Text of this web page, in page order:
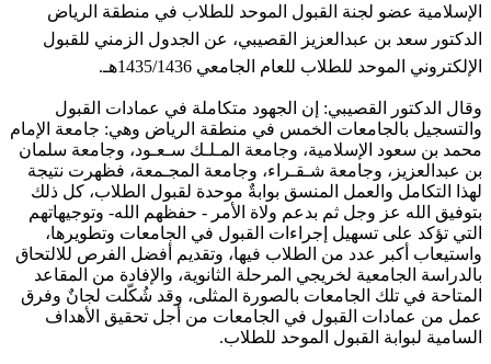
الإسلامية عضو لجنة القبول الموحد للطلاب في منطقة الرياض
الدكتور سعد بن عبدالعزيز القصيبي، عن الجدول الزمني للقبول
الإلكتروني الموحد للطلاب للعام الجامعي 1435/1436هـ.
وقال الدكتور القصيبي: إن الجهود متكاملة في عمادات القبول
والتسجيل بالجامعات الخمس في منطقة الرياض وهي: جامعة الإمام
محمد بن سعود الإسلامية، وجامعة المـلـك سـعـود، وجامعة سلمان
بن عبدالعزيز، وجامعة شـقـراء، وجامعة المجـمعة، فظهرت نتيجة
لهذا التكامل والعمل المنسق بوابةٌ موحدة لقبول الطلاب، كل ذلك
بتوفيق الله عز وجل ثم بدعم ولاة الأمر - حفظهم الله- وتوجيهاتهم
التي تؤكد على تسهيل إجراءات القبول في الجامعات وتطويرها،
واستيعاب أكبر عدد من الطلاب فيها، وتقديم أفضل الفرص للالتحاق
بالدراسة الجامعية لخريجي المرحلة الثانوية، والإفادة من المقاعد
المتاحة في تلك الجامعات بالصورة المثلى، وقد شُكّلت لجانٌ وفرق
عمل من عمادات القبول في الجامعات من أجل تحقيق الأهداف
السامية لبوابة القبول الموحد للطلاب.